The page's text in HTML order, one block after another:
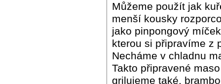
Můžeme použít jak
menší kousky
jako pinpongový
kterou si připravíme z
Necháme v chladnu
Takto připravené
grilujeme také,